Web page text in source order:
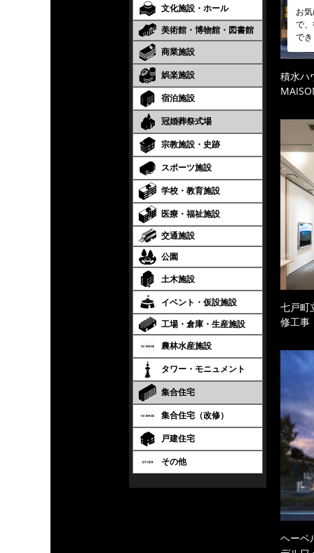
文化施設・ホール
美術館・博物館・図書館
商業施設
娯楽施設
宿泊施設
冠婚葬祭式場
宗教施設・史跡
スポーツ施設
学校・教育施設
医療・福祉施設
交通施設
公園
土木施設
イベント・仮設施設
工場・倉庫・生産施設
農林水産施設
タワー・モニュメント
集合住宅
集合住宅（改修）
戸建住宅
その他
お
で
で
積水
七戸町
修工事
ヘーベ